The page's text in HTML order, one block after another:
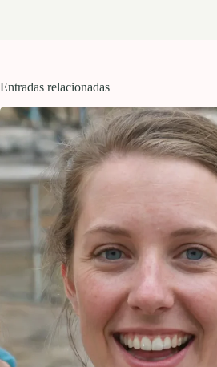
Entradas relacionadas